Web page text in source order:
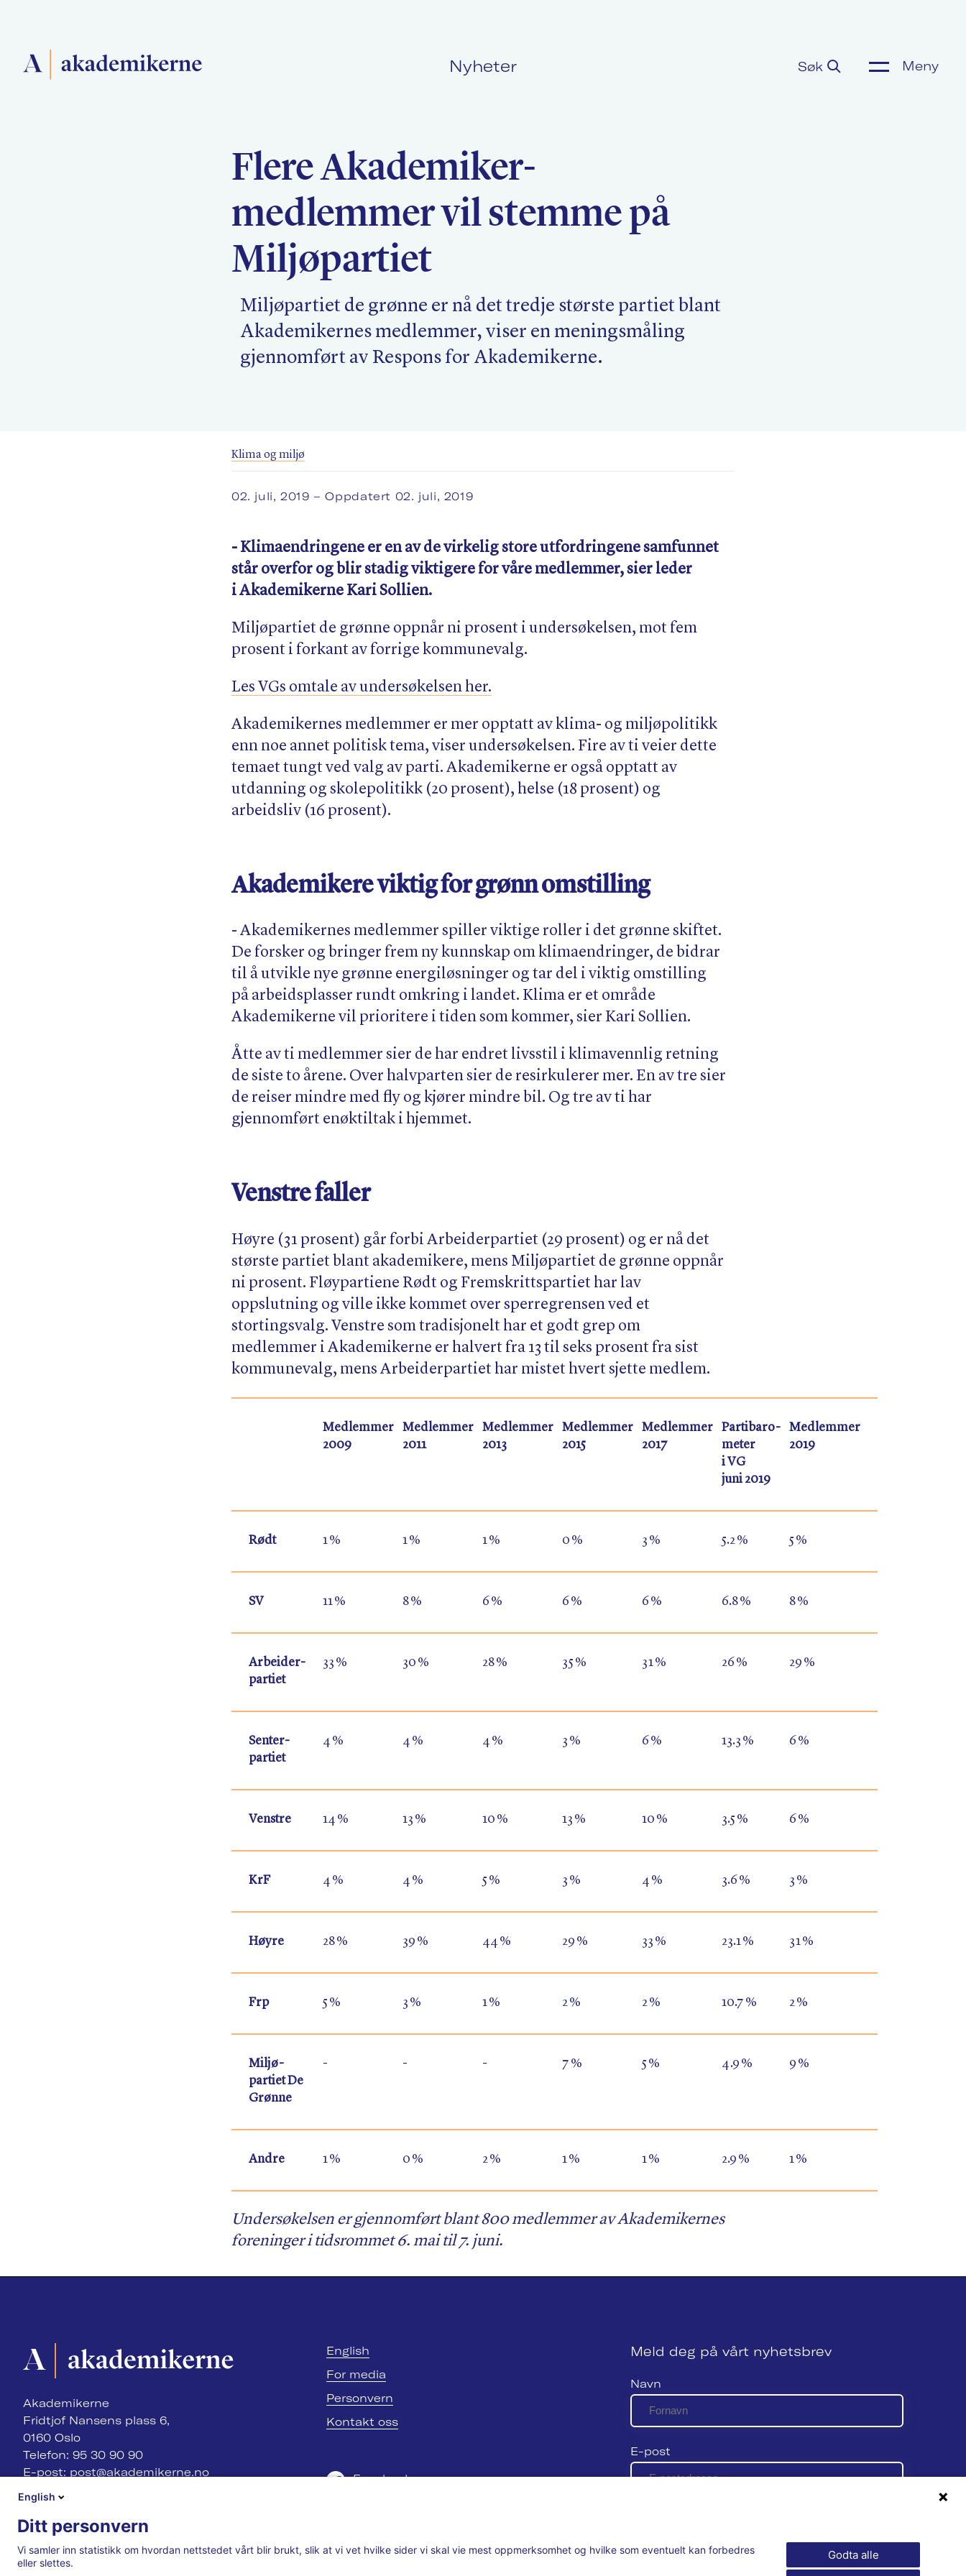
Nyheter Søk Meny
Kurs og konferanser For media
Akademikerne Pluss Nyheter Om Akademikerne
Flere Akademiker-
medlemmer vil stemme på
Miljøpartiet
Miljøpartiet de grønne er nå det tredje største partiet blant
Akademikernes medlemmer, viser en meningsmåling
gjennomført av Respons for Akademikerne.
Klima og miljø
02. juli, 2019– Oppdatert 02. juli, 2019
- Klimaendringene er en av de virkelig store utfordringene samfunnet
står overfor og blir stadig viktigere for våre medlemmer, sier leder
i Akademikerne Kari Sollien.
Miljøpartiet de grønne oppnår ni prosent i undersøkelsen, mot fem
prosent i forkant av forrige kommunevalg.
Les VGs omtale av undersøkelsen her.
Akademikernes medlemmer er mer opptatt av klima- og miljøpolitikk
enn noe annet politisk tema, viser undersøkelsen. Fire av ti veier dette
temaet tungt ved valg av parti. Akademikerne er også opptatt av
utdanning og skolepolitikk (20 prosent), helse (18 prosent) og
arbeidsliv (16 prosent).
Akademikere viktig for grønn omstilling
- Akademikernes medlemmer spiller viktige roller i det grønne skiftet.
De forsker og bringer frem ny kunnskap om klimaendringer, de bidrar
til å utvikle nye grønne energiløsninger og tar del i viktig omstilling
på arbeidsplasser rundt omkring i landet. Klima er et område
Akademikerne vil prioritere i tiden som kommer, sier Kari Sollien.
Åtte av ti medlemmer sier de har endret livsstil i klimavennlig retning
de siste to årene. Over halvparten sier de resirkulerer mer. En av tre sier
de reiser mindre med fly og kjører mindre bil. Og tre av ti har
gjennomført enøktiltak i hjemmet.
Venstre faller
Høyre (31 prosent) går forbi Arbeiderpartiet (29 prosent) og er nå det
største partiet blant akademikere, mens Miljøpartiet de grønne oppnår
ni prosent. Fløypartiene Rødt og Fremskrittspartiet har lav
oppslutning og ville ikke kommet over sperregrensen ved et
stortingsvalg. Venstre som tradisjonelt har et godt grep om
medlemmer i Akademikerne er halvert fra 13 til seks prosent fra sist
kommunevalg, mens Arbeiderpartiet har mistet hvert sjette medlem.
Medlemmer
2009
Medlemmer
2011
Medlemmer
2013
Medlemmer
2015
Medlemmer
2017
Partibaro-
meter
i VG
juni 2019
Medlemmer
2019
Rødt 1 % 1 % 1 % 0 % 3 % 5.2 % 5 %
SV 11 % 8 % 6 % 6 % 6 % 6.8 % 8 %
Arbeider-
partiet
33 % 30 % 28 % 35 % 31 % 26 % 29 %
Senter-
partiet
4 % 4 % 4 % 3 % 6 % 13.3 % 6 %
Venstre 14 % 13 % 10 % 13 % 10 % 3.5 % 6 %
KrF 4 % 4 % 5 % 3 % 4 % 3.6 % 3 %
Høyre 28 % 39 % 44 % 29 % 33 % 23.1 % 31 %
Frp 5 % 3 % 1 % 2 % 2 % 10.7 % 2 %
Miljø-
partiet De
Grønne
- - - 7 % 5 % 4.9 % 9 %
Andre 1 % 0 % 2 % 1 % 1 % 2.9 % 1 %
Undersøkelsen er gjennomført blant 800 medlemmer av Akademikernes
foreninger i tidsrommet 6. mai til 7. juni.
Akademikerne
Fridtjof Nansens plass 6,
0160 Oslo
Telefon: 95 30 90 90
E-post: post@akademikerne.no
English
For media
Personvern
Kontakt oss
Facebook
Meld deg på vårt nyhetsbrev
Navn
E-post
English
Ditt personvern
Vi samler inn statistikk om hvordan nettstedet vårt blir brukt, slik at vi vet hvilke sider vi skal vie mest oppmerksomhet og hvilke som eventuelt kan forbedres
eller slettes.
Godta alle